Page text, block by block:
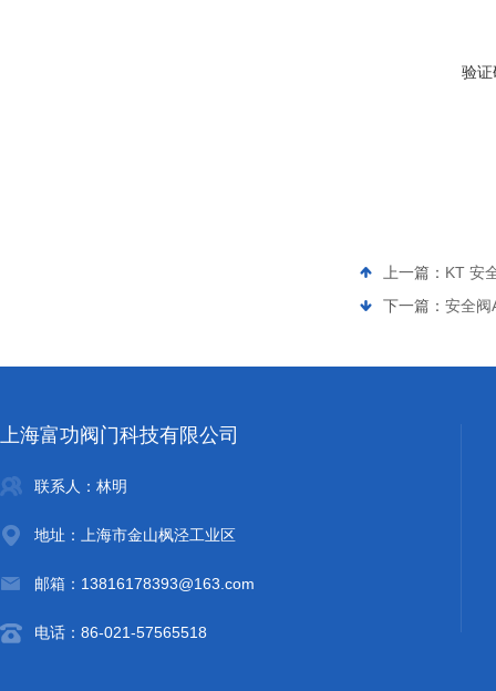
验证
上一篇： KT 安
下一篇： 安全阀
上海富功阀门科技有限公司
联系人：林明
地址：上海市金山枫泾工业区
邮箱：13816178393@163.com
电话：86-021-57565518